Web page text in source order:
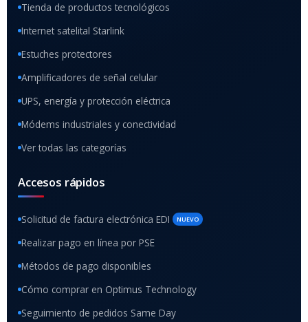
Tienda de productos tecnológicos
Internet satelital Starlink
Estuches protectores
Amplificadores de señal celular
UPS, energía y protección eléctrica
Módems industriales y conectividad
Ver todas las categorías
Accesos rápidos
Solicitud de factura electrónica EDI NUEVO
Realizar pago en línea por PSE
Métodos de pago disponibles
Cómo comprar en Optimus Technology
Seguimiento de pedidos Same Day